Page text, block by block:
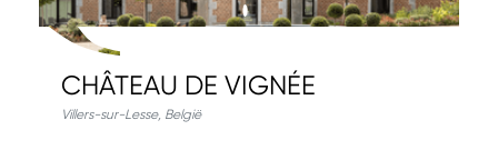
CHÂTEAU DE VIGNÉE
Villers-sur-Lesse, België